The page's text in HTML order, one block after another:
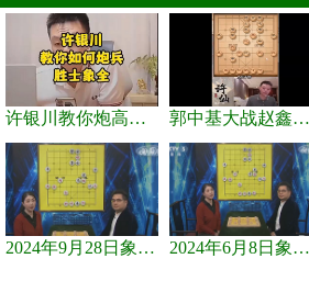
许银川教你炮高兵士象全如何赢士象全，简单四步即可 郭中基大战赵鑫鑫，许银川激情讲解
2024年9月28日象棋世界栏目，刘君、蒋川讲解了第九届杨官璘杯象棋... 2024年6月8日象棋世界，刘君、蒋川讲解了第九届杨官璘杯全国象棋...